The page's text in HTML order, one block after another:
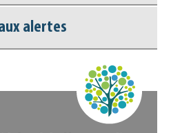
alertes